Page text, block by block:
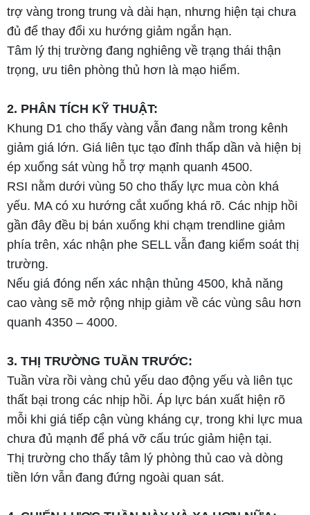
trợ vàng trong trung và dài hạn, nhưng hiện tại chưa
đủ để thay đổi xu hướng giảm ngắn hạn.
Tâm lý thị trường đang nghiêng về trạng thái thận
trọng, ưu tiên phòng thủ hơn là mạo hiểm.
2. PHÂN TÍCH KỸ THUẬT:
Khung D1 cho thấy vàng vẫn đang nằm trong kênh
giảm giá lớn. Giá liên tục tạo đỉnh thấp dần và hiện bị
ép xuống sát vùng hỗ trợ mạnh quanh 4500.
RSI nằm dưới vùng 50 cho thấy lực mua còn khá
yếu. MA có xu hướng cắt xuống khá rõ. Các nhịp hồi
gần đây đều bị bán xuống khi chạm trendline giảm
phía trên, xác nhận phe SELL vẫn đang kiểm soát thị
trường.
Nếu giá đóng nến xác nhận thủng 4500, khả năng
cao vàng sẽ mở rộng nhịp giảm về các vùng sâu hơn
quanh 4350 – 4000.
3. THỊ TRƯỜNG TUẦN TRƯỚC:
Tuần vừa rồi vàng chủ yếu dao động yếu và liên tục
thất bại trong các nhịp hồi. Áp lực bán xuất hiện rõ
mỗi khi giá tiếp cận vùng kháng cự, trong khi lực mua
chưa đủ mạnh để phá vỡ cấu trúc giảm hiện tại.
Thị trường cho thấy tâm lý phòng thủ cao và dòng
tiền lớn vẫn đang đứng ngoài quan sát.